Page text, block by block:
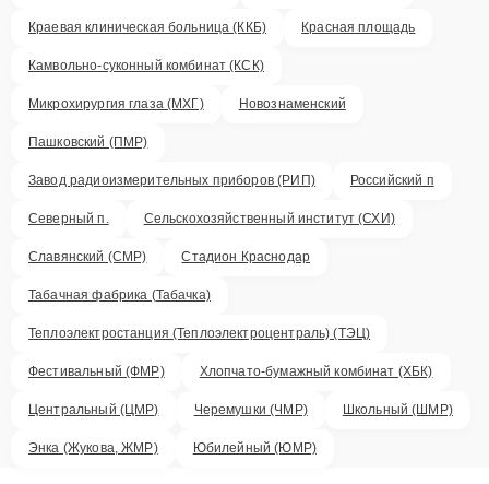
Краевая клиническая больница (ККБ) Красная площадь
Камвольно-суконный комбинат (КСК)
Микрохирургия глаза (МХГ) Новознаменский
Пашковский (ПМР)
Завод радиоизмерительных приборов (РИП) Российский п
Северный п. Сельскохозяйственный институт (СХИ)
Славянский (СМР) Стадион Краснодар
Табачная фабрика (Табачка)
Теплоэлектростанция (Теплоэлектроцентраль) (ТЭЦ)
Фестивальный (ФМР) Хлопчато-бумажный комбинат (ХБК)
Центральный (ЦМР) Черемушки (ЧМР) Школьный (ШМР)
Энка (Жукова, ЖМР) Юбилейный (ЮМР)